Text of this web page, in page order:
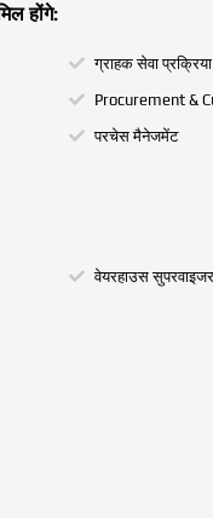
होंगे:
ग्राहक सेवा प्रक्रिया
Procurement &
परचेस मैनेजमेंट
वेयरहाउस सुपरवाइजर